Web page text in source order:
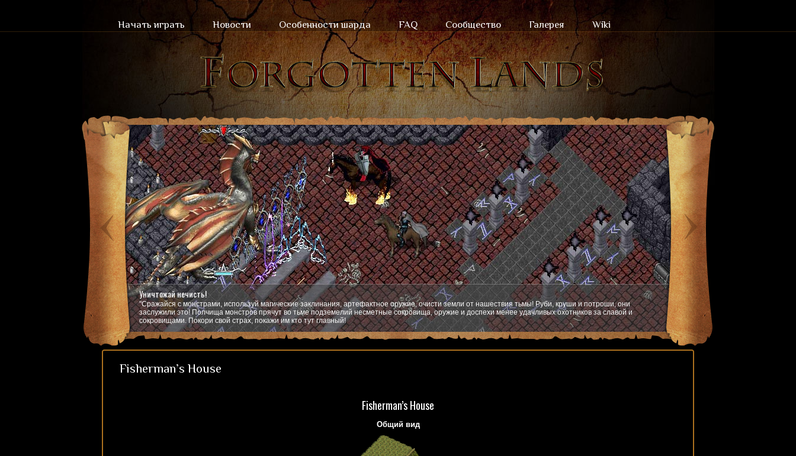
Начать играть Новости Особенности шарда FAQ Сообщество Галерея Wiki
Уничтожай нечисть!
"Сражайся с монстрами, используй магические заклинания, артефактное оружие, очисти земли от нашествия тьмы! Руби, круши и потроши, они
заслужили это! Полчища монстров прячут во тьме подземелий несметные сокровища, оружие и доспехи менее удачливых охотников за славой и
сокровищами. Покори свой страх, покажи им кто тут главный!
Fisherman’s House
Fisherman’s House
Общий вид